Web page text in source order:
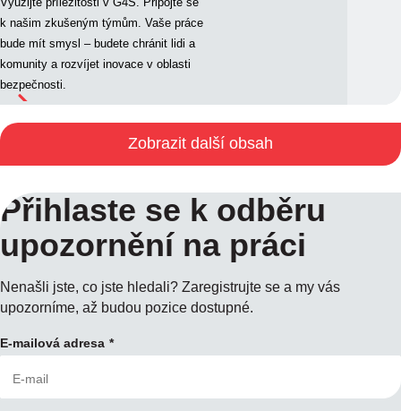
k našim zkušeným týmům. Vaše práce
bude mít smysl – budete chránit lidi a
komunity a rozvíjet inovace v oblasti
bezpečnosti.
Zobrazit další obsah
Přihlaste se k odběru
upozornění na práci
Nenašli jste, co jste hledali? Zaregistrujte se a my vás
upozorníme, až budou pozice dostupné.
E-mailová adresa